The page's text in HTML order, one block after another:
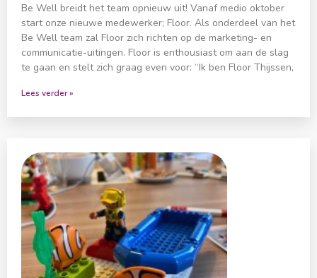
Be Well breidt het team opnieuw uit! Vanaf medio oktober
start onze nieuwe medewerker; Floor. Als onderdeel van het
Be Well team zal Floor zich richten op de marketing- en
communicatie-uitingen. Floor is enthousiast om aan de slag
te gaan en stelt zich graag even voor: “Ik ben Floor Thijssen,
Lees verder »